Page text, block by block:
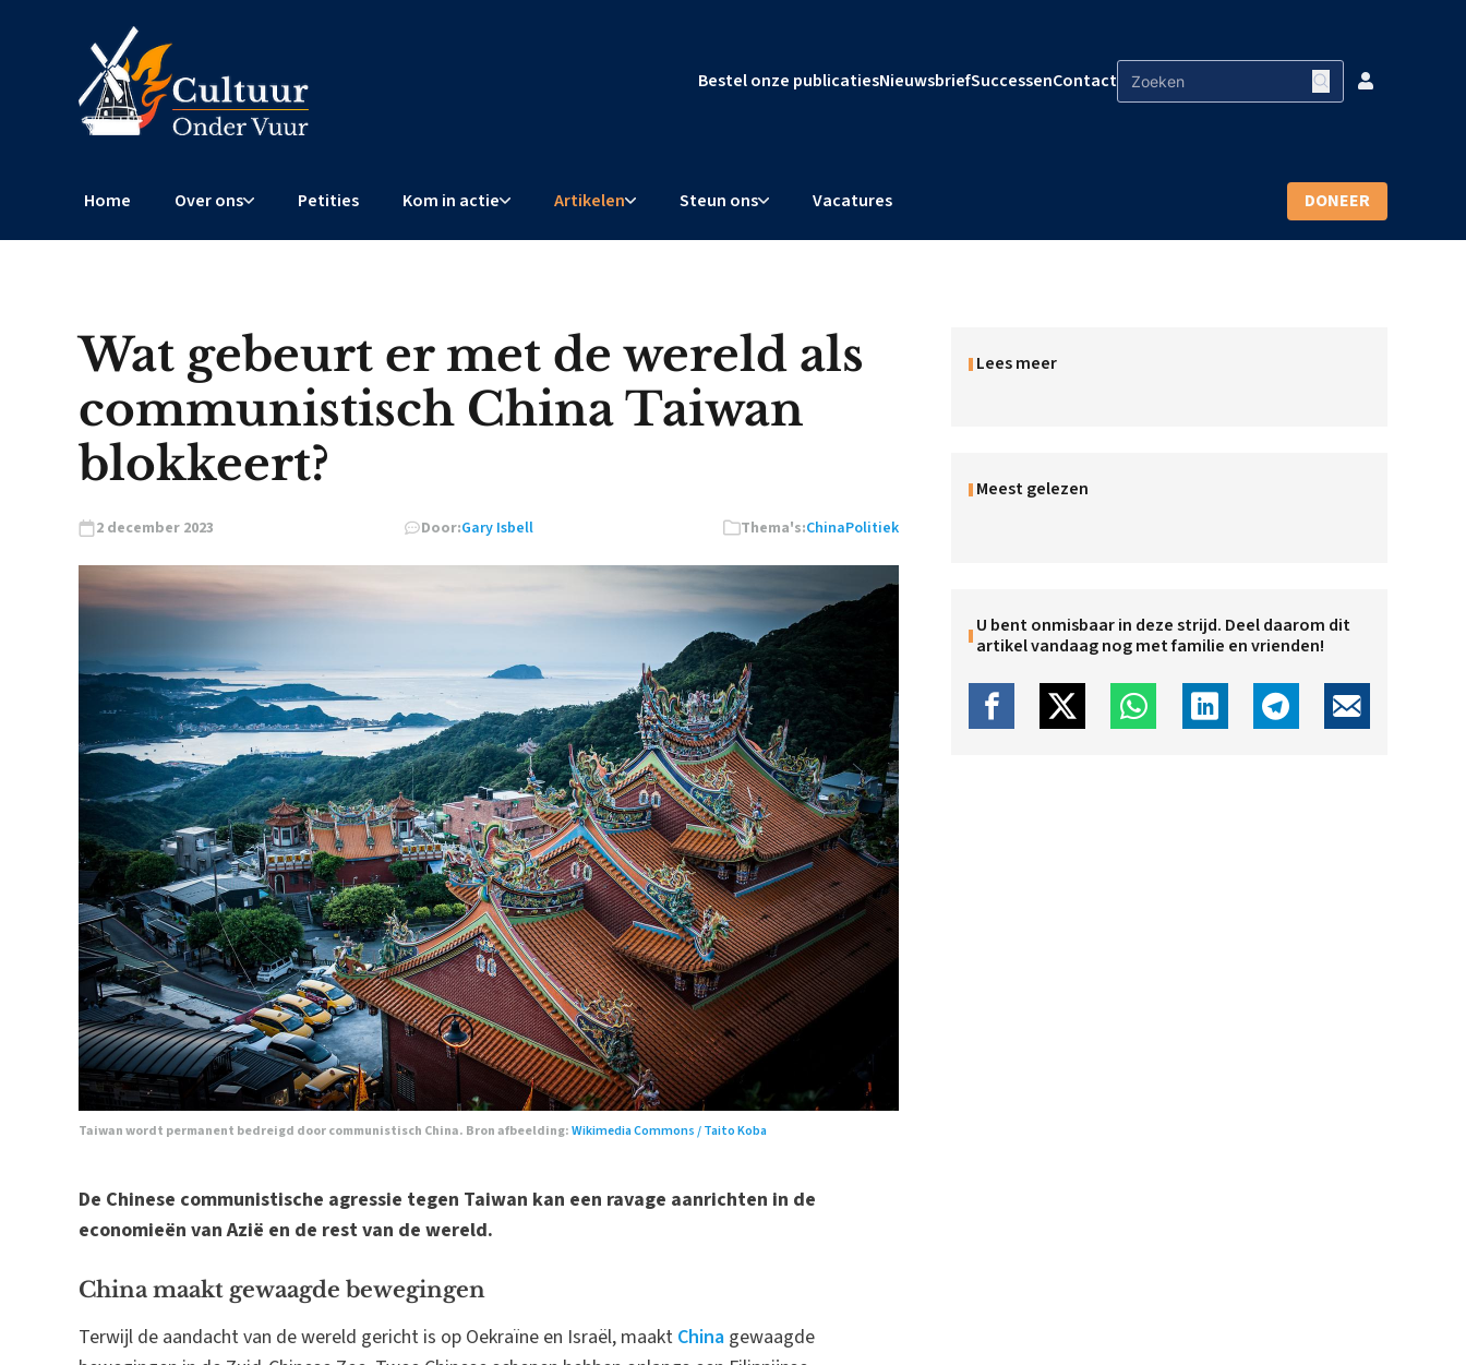
Bestel onze publicatiesNieuwsbriefSuccessenContact
Home Over ons Petities Kom in actie Artikelen Steun ons Vacatures DONEER
Wat gebeurt er met de wereld als
communistisch China Taiwan
blokkeert?
2 december 2023 Door:Gary Isbell Thema's:ChinaPolitiek
Taiwan wordt permanent bedreigd door communistisch China. Bron afbeelding:Wikimedia Commons / Taito Koba
De Chinese communistische agressie tegen Taiwan kan een ravage aanrichten in de
economieën van Azië en de rest van de wereld.
China maakt gewaagde bewegingen
Terwijl de aandacht van de wereld gericht is op Oekraïne en Israël, maakt China gewaagde
Lees meer
Meest gelezen
U bent onmisbaar in deze strijd. Deel daarom dit
artikel vandaag nog met familie en vrienden!